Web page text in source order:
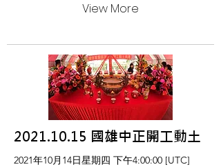
View More
2021.10.15 國雄中正開工動土
2021年10月14日星期四 下午4:00:00 [UTC]